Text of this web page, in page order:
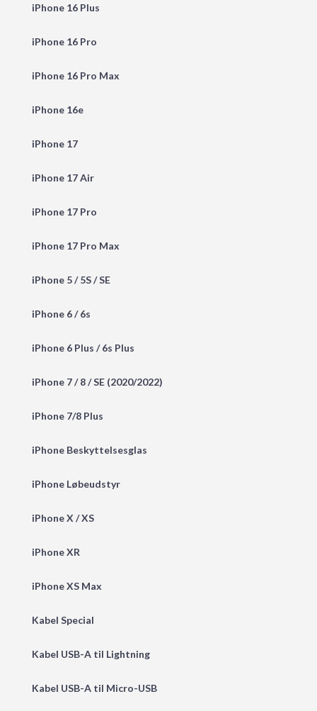
iPhone 16 Plus
iPhone 16 Pro
iPhone 16 Pro Max
iPhone 16e
iPhone 17
iPhone 17 Air
iPhone 17 Pro
iPhone 17 Pro Max
iPhone 5 / 5S / SE
iPhone 6 / 6s
iPhone 6 Plus / 6s Plus
iPhone 7 / 8 / SE (2020/2022)
iPhone 7/8 Plus
iPhone Beskyttelsesglas
iPhone Løbeudstyr
iPhone X / XS
iPhone XR
iPhone XS Max
Kabel Special
Kabel USB-A til Lightning
Kabel USB-A til Micro-USB